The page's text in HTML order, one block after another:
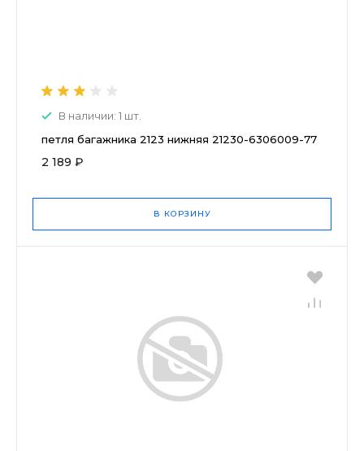
В наличии: 1 шт.
петля багажника 2123 нижняя 21230-6306009-77
2 189 ₽
В КОРЗИНУ